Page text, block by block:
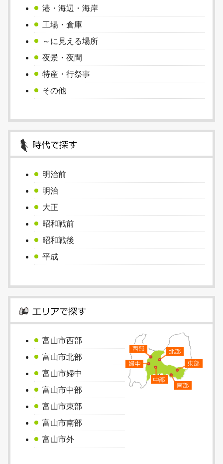
港・海辺・海岸
工場・倉庫
～に見える場所
夜景・夜間
特産・行祭事
その他
明治前
明治
大正
昭和戦前
昭和戦後
平成
富山市西部
富山市北部
富山市婦中
富山市中部
富山市東部
富山市南部
富山市外